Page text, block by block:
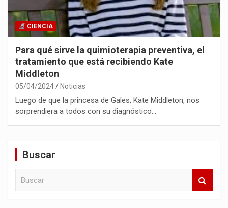
CIENCIA
Para qué sirve la quimioterapia preventiva, el
tratamiento que está recibiendo Kate
Middleton
05/04/2024 Noticias
Luego de que la princesa de Gales, Kate Middleton, nos
sorprendiera a todos con su diagnóstico…
Buscar